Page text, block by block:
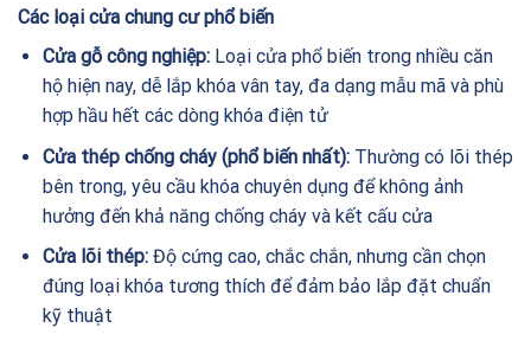
Các loại cửa chung cư phổ biến
Cửa gỗ công nghiệp: Loại cửa phổ biến trong nhiều căn
hộ hiện nay, dễ lắp khóa vân tay, đa dạng mẫu mã và phù
hợp hầu hết các dòng khóa điện tử
Cửa thép chống cháy (phổ biến nhất): Thường có lõi thép
bên trong, yêu cầu khóa chuyên dụng để không ảnh
hưởng đến khả năng chống cháy và kết cấu cửa
Cửa lõi thép: Độ cứng cao, chắc chắn, nhưng cần chọn
đúng loại khóa tương thích để đảm bảo lắp đặt chuẩn
kỹ thuật